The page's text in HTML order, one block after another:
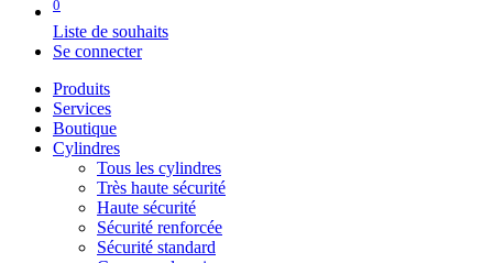
0
Liste de souhaits
Se connecter
Produits
Services
Boutique
Cylindres
Tous les cylindres
Très haute sécurité
Haute sécurité
Sécurité renforcée
Sécurité standard